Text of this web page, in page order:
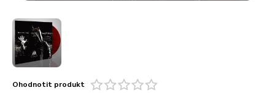
Ohodnotit produkt